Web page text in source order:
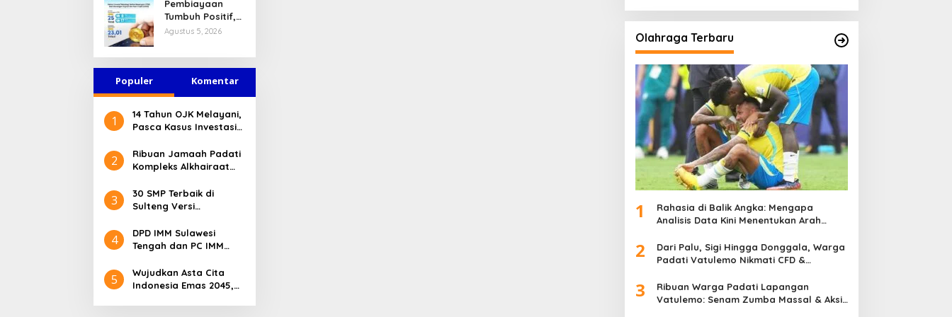
Pembiayaan
Tumbuh Positif,
Ini Kondisi Terkini
Agustus 5, 2026
Populer Komentar
1
14 Tahun OJK Melayani,
Pasca Kasus Investasi
Sulteng Menilai Peran
OJK Sangat Penting
2
Ribuan Jamaah Padati
Kompleks Alkhairaat
Nasional dan Daerah
Hadir
3
30 SMP Terbaik di
Sulteng Versi
4
DPD IMM Sulawesi
Tengah dan PC IMM
Mantan Kapolresta
Palu
5
Wujudkan Asta Cita
Indonesia Emas 2045,
Olahraga Terbaru
1
Rahasia di Balik Angka: Mengapa
Analisis Data Kini Menentukan Arah
2
Dari Palu, Sigi Hingga Donggala, Warga
Padati Vatulemo Nikmati CFD &
3
Ribuan Warga Padati Lapangan
Vatulemo: Senam Zumba Massal & Aksi